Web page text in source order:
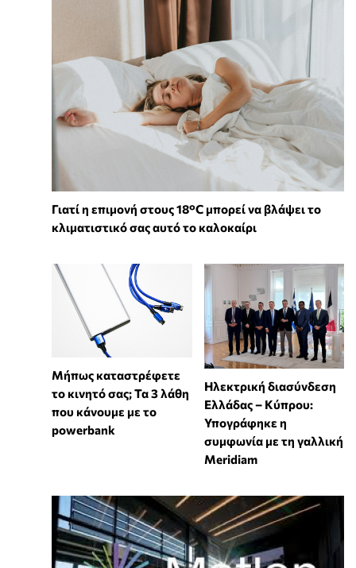
Γιατί η επιμονή στους 18°C μπορεί να βλάψει το
κλιματιστικό σας αυτό το καλοκαίρι
Μήπως καταστρέφετε
το κινητό σας; Τα 3 λάθη
που κάνουμε με το
powerbank
Ηλεκτρική διασύνδεση
Ελλάδας – Κύπρου:
Υπογράφηκε η
συμφωνία με τη γαλλική
Meridiam